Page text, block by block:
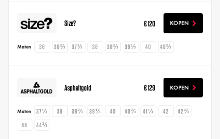
Size? € 120 KOPEN
Maten 36 36⅔ 37⅓ 38 38⅔ 39⅓ 40 40⅔
Asphaltgold € 129 KOPEN
Maten 37⅓ 38 38⅔ 39⅓ 40 40⅔ 41⅓ 42
42⅔
44
44⅔